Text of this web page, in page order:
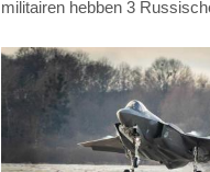
december
17:54
militairen hebben 3